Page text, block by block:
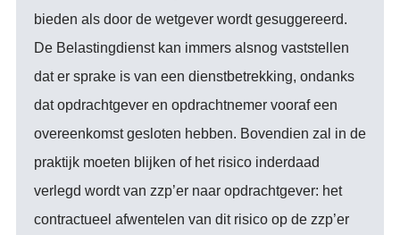
bieden als door de wetgever wordt gesuggereerd.
De Belastingdienst kan immers alsnog vaststellen
dat er sprake is van een dienstbetrekking, ondanks
dat opdrachtgever en opdrachtnemer vooraf een
overeenkomst gesloten hebben. Bovendien zal in de
praktijk moeten blijken of het risico inderdaad
verlegd wordt van zzp’er naar opdrachtgever: het
contractueel afwentelen van dit risico op de zzp’er